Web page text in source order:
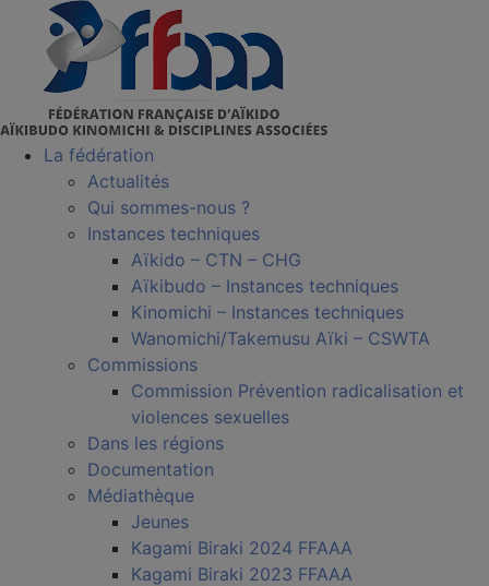
contenu
La fédération
Actualités
Qui sommes-nous ?
Instances techniques
Aïkido – CTN – CHG
Aïkibudo – Instances techniques
Kinomichi – Instances techniques
Wanomichi/Takemusu Aïki – CSWTA
Commissions
Commission Prévention radicalisation et
violences sexuelles
Dans les régions
Documentation
Médiathèque
Jeunes
Kagami Biraki 2024 FFAAA
Kagami Biraki 2023 FFAAA